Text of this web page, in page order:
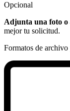
Opcional
Adjunta una foto o
mejor tu solicitud.
Formatos de